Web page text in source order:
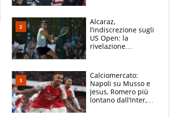
Alcaraz,
l’indiscrezione sugli
US Open: la
rivelazione
B. Rune verso la
rinuncia
Calciomercato:
Napoli su Musso e
Jesus, Romero più
lontano dall’Inter,